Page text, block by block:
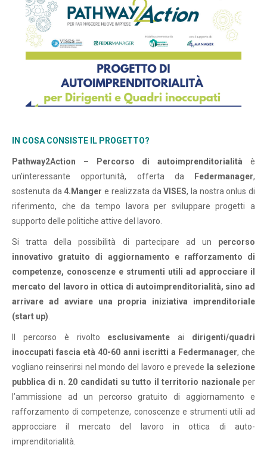
IN COSA CONSISTE IL PROGETTO?
Pathway2Action – Percorso di autoimprenditorialità è
un’interessante opportunità, offerta da
Federmanager,
sostenuta da 4.Manger e realizzata daVISES, la nostra onlus di
riferimento, che da tempo lavora per sviluppare progetti a
supporto delle politiche attive del lavoro.
Si tratta della possibilità di partecipare ad un percorso
innovativo gratuito di aggiornamento e rafforzamento di
competenze, conoscenze e strumenti utili ad approcciare il
mercato del lavoro in ottica di autoimprenditorialità, sino ad
arrivare ad avviare una propria iniziativa imprenditoriale
(start up)
Il percorso è rivolto esclusivamente ai dirigenti/quadri
inoccupati fascia età 40-60 anni iscritti a Federmanager, che
vogliano reinserirsi nel mondo del lavoro e prevede la selezione
pubblica di n. 20 candidati su tutto il territorio nazionaleper
l’ammissione ad un percorso gratuito di aggiornamento e
rafforzamento di competenze, conoscenze e strumenti utili ad
approcciare il mercato del lavoro in ottica di auto-
imprenditorialità.